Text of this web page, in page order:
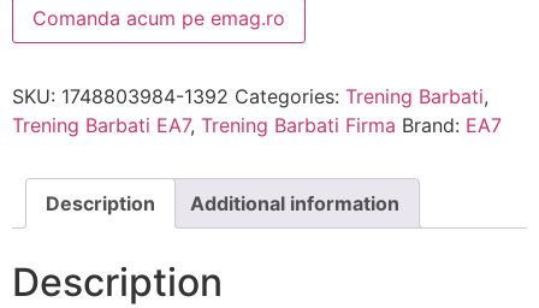
Comanda acum pe emag.ro
SKU: 1748803984-1392 Categories: Trening Barbati,
Trening Barbati EA7, Trening Barbati Firma Brand: EA7
Description Additional information
Description